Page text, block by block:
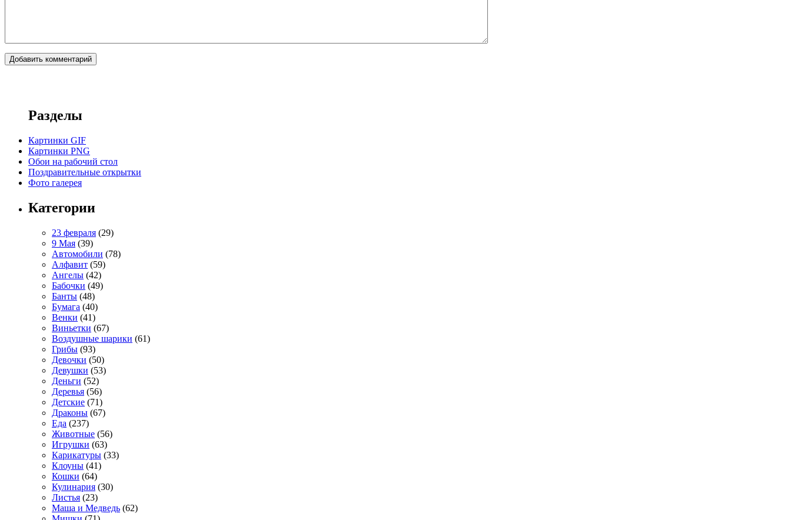
Разделы
Картинки GIF
Картинки PNG
Обои на рабочий стол
Поздравительные открытки
Фото галерея
Категории
23 февраля (29)
9 Мая (39)
Автомобили (78)
Алфавит (59)
Ангелы (42)
Бабочки (49)
Банты (48)
Бумага (40)
Венки (41)
Виньетки (67)
Воздушные шарики (61)
Грибы (93)
Девочки (50)
Девушки (53)
Деньги (52)
Деревья (56)
Детские (71)
Драконы (67)
Еда (237)
Животные (56)
Игрушки (63)
Карикатуры (33)
Клоуны (41)
Кошки (64)
Кулинария (30)
Листья (23)
Маша и Медведь (62)